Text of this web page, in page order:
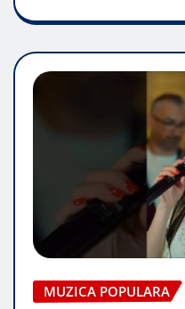
MUZICA POPULARA